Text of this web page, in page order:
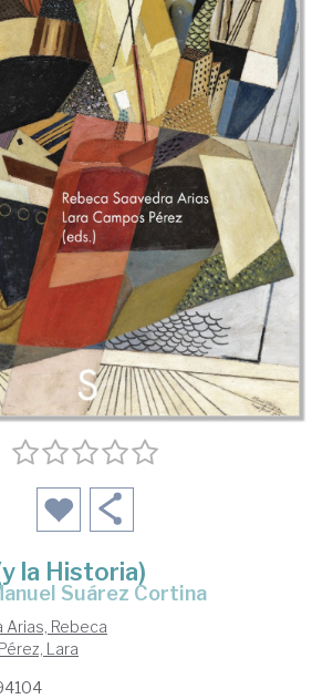
la Historia)
Suárez Cortina
Arias, Rebeca
Lara